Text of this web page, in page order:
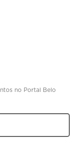
no Portal Belo